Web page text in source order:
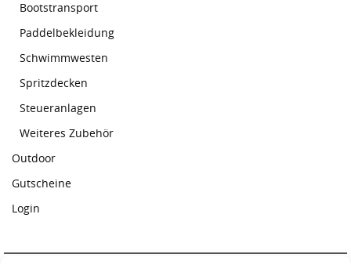
Bootstransport
Paddelbekleidung
Schwimmwesten
Spritzdecken
Steueranlagen
Weiteres Zubehör
Outdoor
Gutscheine
Login